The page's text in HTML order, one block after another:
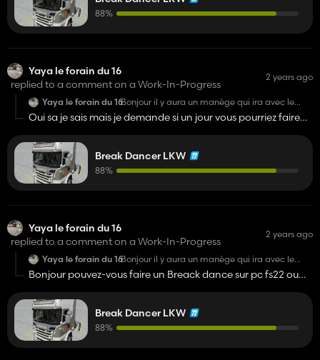
88%
Yaya le forain du 16
replied to a comment on a Work-In-Progress
2 years ago
Yaya le forain du 16Bonjour il y aura un manège qui ira avec le
camion
Oui sa je sais mais je demande si un jour vous pourriez faire
Break Dancer LKW
88%
Yaya le forain du 16
replied to a comment on a Work-In-Progress
2 years ago
Yaya le forain du 16Bonjour il y aura un manège qui ira avec le
camion
Bonjour pouvez-vous faire un Breack dance sur pc fs22 ou
Break Dancer LKW
88%